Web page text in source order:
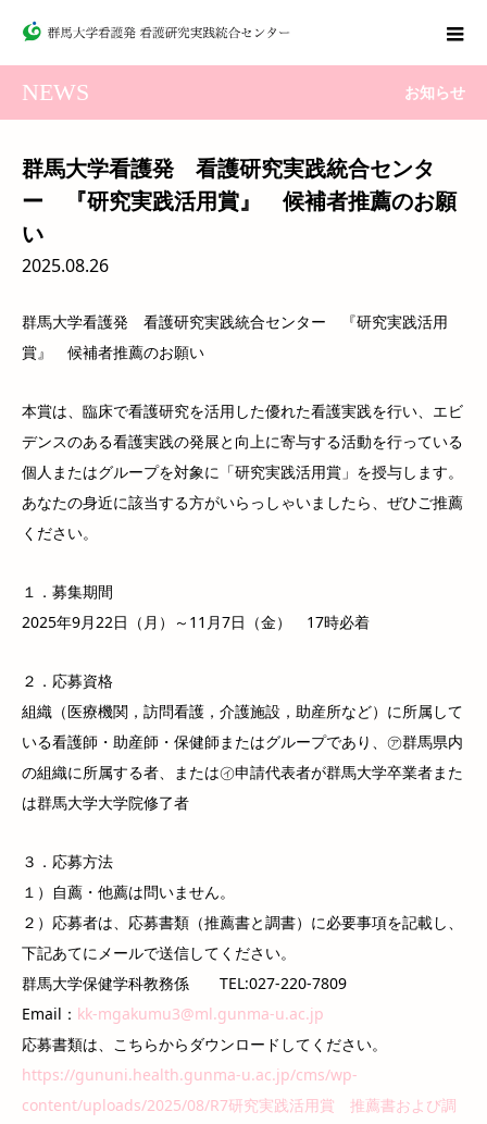
NEWS お知らせ
群馬大学看護発 看護研究実践統合センタ
ー 『研究実践活用賞』 候補者推薦のお願
い
2025.08.26
群馬大学看護発 看護研究実践統合センター 『研究実践活用
賞』 候補者推薦のお願い
本賞は、臨床で看護研究を活用した優れた看護実践を行い、エビ
デンスのある看護実践の発展と向上に寄与する活動を行っている
個人またはグループを対象に「研究実践活用賞」を授与します。
あなたの身近に該当する方がいらっしゃいましたら、ぜひご推薦
ください。
１．募集期間
2025年9月22日（月）～11月7日（金） 17時必着
２．応募資格
組織（医療機関，訪問看護，介護施設，助産所など）に所属して
いる看護師・助産師・保健師またはグループであり、㋐群馬県内
の組織に所属する者、または㋑申請代表者が群馬大学卒業者また
は群馬大学大学院修了者
３．応募方法
１）自薦・他薦は問いません。
２）応募者は、応募書類（推薦書と調書）に必要事項を記載し、
下記あてにメールで送信してください。
群馬大学保健学科教務係 TEL:027-220-7809
Email： kk-mgakumu3@ml.gunma-u.ac.jp
応募書類は、こちらからダウンロードしてください。
https://gununi.health.gunma-u.ac.jp/cms/wp-
content/uploads/2025/08/R7研究実践活用賞 推薦書および調